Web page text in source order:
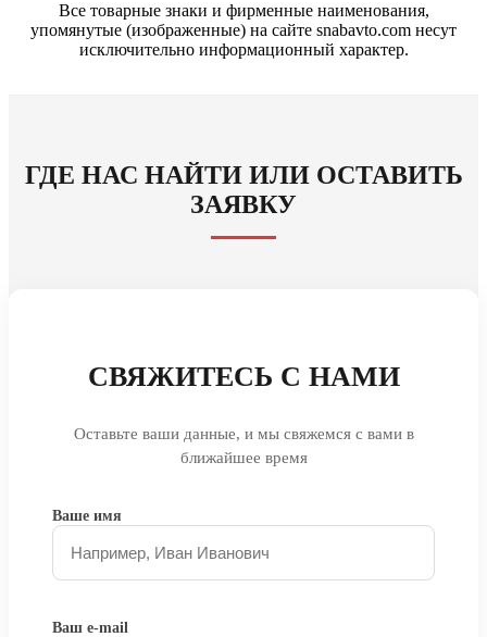
Все товарные знаки и фирменные наименования,
упомянутые (изображенные) на сайте snabavto.com несут
исключительно информационный характер.
ГДЕ НАС НАЙТИ ИЛИ ОСТАВИТЬ
ЗАЯВКУ
СВЯЖИТЕСЬ С НАМИ
Оставьте ваши данные, и мы свяжемся с вами в
ближайшее время
Ваше имя
Ваш e-mail